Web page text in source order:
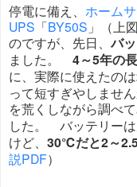
停電に備え、 ホーム
UPS 「BY50S 」（上
のですが、先日、バ
ました。 4～5年の
に、実際に使えたのは
って短すぎやしませ
を荒くしながら調べ
した。 バッテリー
けど、 30℃だと2～
説PDF）